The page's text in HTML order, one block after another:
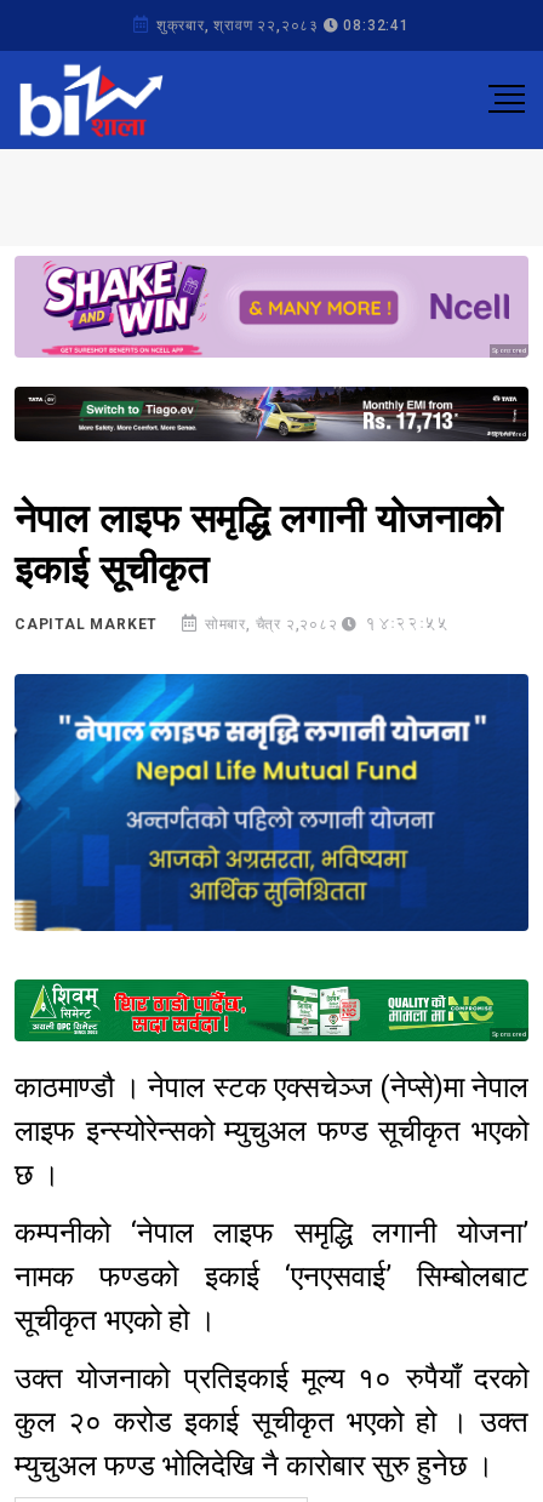
शुक्रबार, श्रावण २२,२०८३ 08:32:41
Sponsored
Sponsored
नेपाल लाइफ समृद्धि लगानी योजनाको
इकाई सूचीकृत
CAPITAL MARKET सोमबार, चैत्र २,२०८२ 14:22:55
Sponsored
काठमाण्डौ । नेपाल स्टक एक्सचेञ्ज (नेप्से)मा नेपाल
लाइफ इन्स्योरेन्सको म्युचुअल फण्ड सूचीकृत भएको
छ ।
कम्पनीको ‘नेपाल लाइफ समृद्धि लगानी योजना’
नामक फण्डको इकाई ‘एनएसवाई’ सिम्बोलबाट
सूचीकृत भएको हो ।
उक्त योजनाको प्रतिइकाई मूल्य १० रुपैयाँ दरको
कुल २० करोड इकाई सूचीकृत भएको हो । उक्त
म्युचुअल फण्ड भोलिदेखि नै कारोबार सुरु हुनेछ ।